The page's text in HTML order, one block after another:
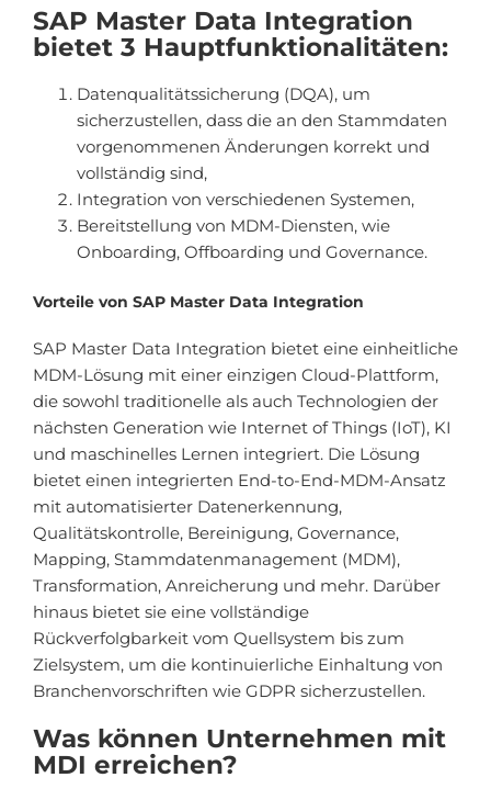
SAP Master Data Integration
bietet 3 Hauptfunktionalitäten:
Datenqualitätssicherung (DQA), um
sicherzustellen, dass die an den Stammdaten
vorgenommenen Änderungen korrekt und
vollständig sind,
Integration von verschiedenen Systemen,
Bereitstellung von MDM-Diensten, wie
Onboarding, Offboarding und Governance.
Vorteile von SAP Master Data Integration
SAP Master Data Integration bietet eine einheitliche
MDM-Lösung mit einer einzigen Cloud-Plattform,
die sowohl traditionelle als auch Technologien der
nächsten Generation wie Internet of Things (IoT), KI
und maschinelles Lernen integriert. Die Lösung
bietet einen integrierten End-to-End-MDM-Ansatz
mit automatisierter Datenerkennung,
Qualitätskontrolle, Bereinigung, Governance,
Mapping, Stammdatenmanagement (MDM),
Transformation, Anreicherung und mehr. Darüber
hinaus bietet sie eine vollständige
Rückverfolgbarkeit vom Quellsystem bis zum
Zielsystem, um die kontinuierliche Einhaltung von
Branchenvorschriften wie GDPR sicherzustellen.
Was können Unternehmen mit
MDI erreichen?